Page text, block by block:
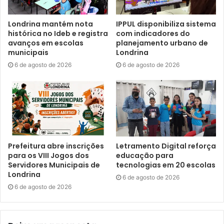
Para o secretário municipal do Trabalho, Emprego e Renda
de Londrina, Cristian Marcucci, o Conecta Norte tem
mostrado que a união entre Londrina, Cambé e Ibiporã faz
diferença na vida das pessoas. “A edição realizada em
março, em Londrina, superou todos os números da edição
anterior e reforçou que existe uma demanda muito grande
tanto de trabalhadores em busca de oportunidade quanto
de empresas precisando contratar. O fluxo de pessoas
entre os municípios já acontece naturalmente, e quando
as cidades trabalham juntas, conseguimos ampliar esse
alcance e gerar mais oportunidades para toda a região.
Agora, nesta quarta-feira (20), em Ibiporã, teremos mais
uma grande edição do Conecta Norte, aproximando
trabalhadores e empresas com oportunidades reais”,
destacou.
Londrina mantém nota
histórica no Ideb e registra
avanços em escolas
municipais
6 de agosto de 2026
IPPUL disponibiliza sistema
com indicadores do
planejamento urbano de
Londrina
6 de agosto de 2026
Prefeitura abre inscrições
para os VIII Jogos dos
Servidores Municipais de
Londrina
6 de agosto de 2026
Letramento Digital reforça
educação para
tecnologias em 20 escolas
6 de agosto de 2026